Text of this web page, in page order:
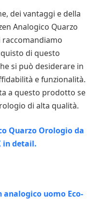
dei vantaggi e della
Analogico Quarzo
raccomandiamo
di questo
si può desiderare in
e funzionalità.
a questo prodotto se
di alta qualità.
analogico uomo Eco-